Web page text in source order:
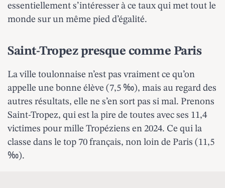
essentiellement s’intéresser à ce taux qui met tout le
monde sur un même pied d’égalité.
Saint-Tropez presque comme Paris
La ville toulonnaise n’est pas vraiment ce qu’on
appelle une bonne élève (7,5 ‰), mais au regard des
autres résultats, elle ne s’en sort pas si mal. Prenons
Saint-Tropez, qui est la pire de toutes avec ses 11,4
victimes pour mille Tropéziens en 2024. Ce qui la
classe dans le top 70 français, non loin de Paris (11,5
‰).